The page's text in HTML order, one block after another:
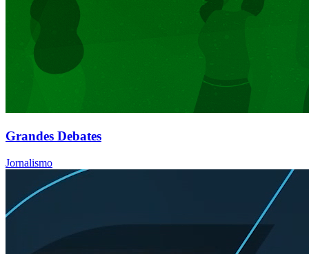
Grandes Debates
Jornalismo